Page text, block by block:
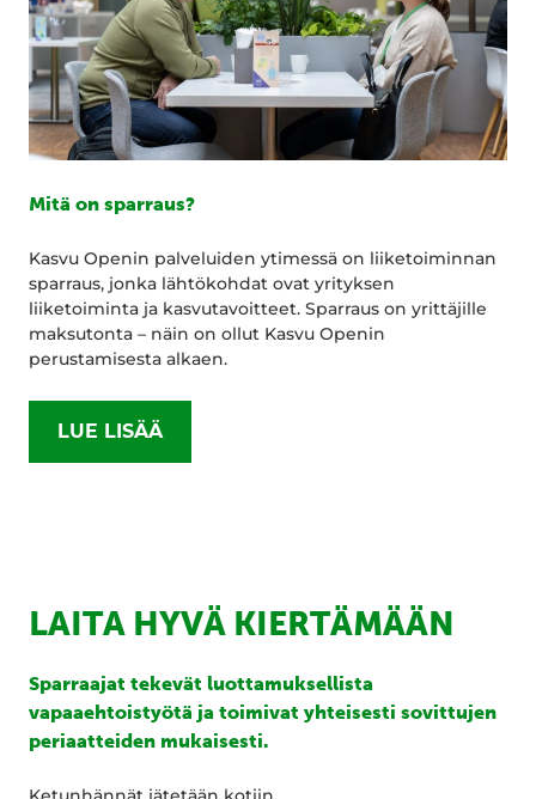
Mitä on sparraus?
Kasvu Openin palveluiden ytimessä on liiketoiminnan
sparraus, jonka lähtökohdat ovat yrityksen
liiketoiminta ja kasvutavoitteet. Sparraus on yrittäjille
maksutonta – näin on ollut Kasvu Openin
perustamisesta alkaen.
LUE LISÄÄ
LAITA HYVÄ KIERTÄMÄÄN
Sparraajat tekevät luottamuksellista
vapaaehtoistyötä ja toimivat yhteisesti sovittujen
periaatteiden mukaisesti.